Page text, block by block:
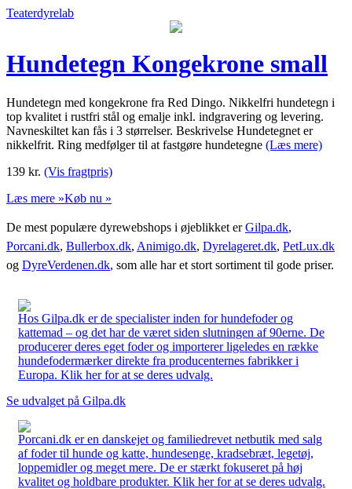
Teaterdyrelab
Hundetegn Kongekrone small
Hundetegn med kongekrone fra Red Dingo. Nikkelfri hundetegn i
top kvalitet i rustfri stål og emalje inkl. indgravering og levering.
Navneskiltet kan fås i 3 størrelser. Beskrivelse Hundetegnet er
nikkelfrit. Ring medfølger til at fastgøre hundetegne (Læs mere)
139 kr. (Vis fragtpris)
Læs mere »Køb nu »
De mest populære dyrewebshops i øjeblikket erGilpa.dk,
Porcani.dk, Bullerbox.dk, Animigo.dk, Dyrelageret.dk, PetLux.dk
og DyreVerdenen.dk, som alle har et stort sortiment til gode priser.
Hos Gilpa.dk er de specialister inden for hundefoder og
kattemad – og det har de været siden slutningen af 90erne. De
producerer deres eget foder og importerer ligeledes en række
hundefodermærker direkte fra producenternes fabrikker i
Europa. Klik her for at se deres udvalg.
Se udvalget på Gilpa.dk
Porcani.dk er en danskejet og familiedrevet netbutik med salg
af foder til hunde og katte, hundesenge, kradsebræt, legetøj,
loppemidler og meget mere. De er stærkt fokuseret på høj
kvalitet og holdbare produkter. Klik her for at se deres udvalg.